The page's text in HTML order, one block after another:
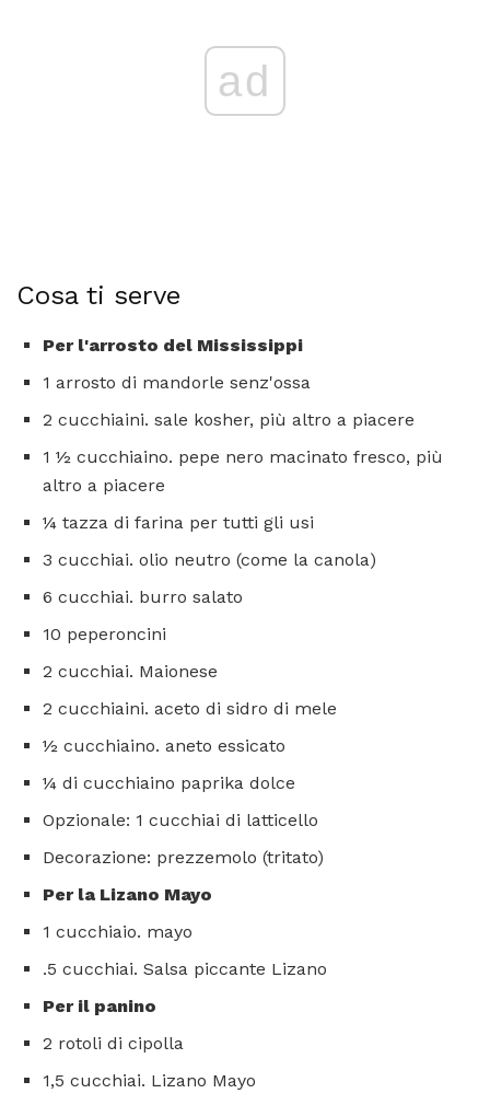
ad
Cosa ti serve
Per l'arrosto del Mississippi
1 arrosto di mandorle senz'ossa
2 cucchiaini. sale kosher, più altro a piacere
1 ½ cucchiaino. pepe nero macinato fresco, più
altro a piacere
¼ tazza di farina per tutti gli usi
3 cucchiai. olio neutro (come la canola)
6 cucchiai. burro salato
10 peperoncini
2 cucchiai. Maionese
2 cucchiaini. aceto di sidro di mele
½ cucchiaino. aneto essicato
¼ di cucchiaino paprika dolce
Opzionale: 1 cucchiai di latticello
Decorazione: prezzemolo (tritato)
Per la Lizano Mayo
1 cucchiaio. mayo
.5 cucchiai. Salsa piccante Lizano
Per il panino
2 rotoli di cipolla
1,5 cucchiai. Lizano Mayo